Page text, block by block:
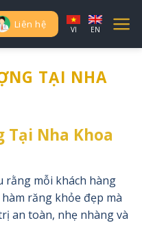
Liên hệ VI EN
TẠI NHA
Tại Nha Khoa
rằng mỗi khách hàng
răng khỏe đẹp mà
an toàn, nhẹ nhàng và